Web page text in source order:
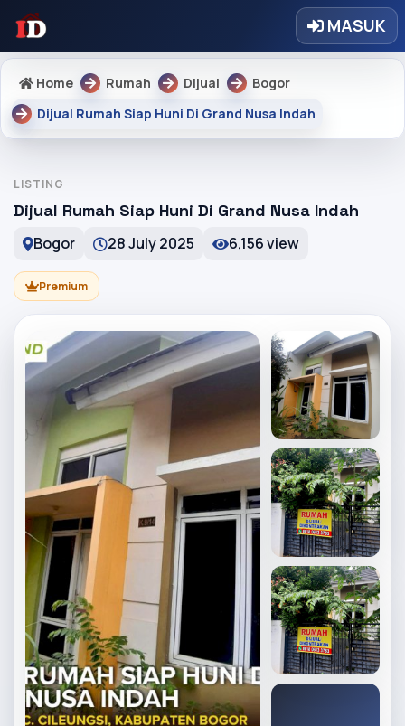
MASUK
Home Rumah Dijual
Bogor
Dijual Rumah Siap Huni Di Grand Nusa Indah
LISTING
Dijual Rumah Siap Huni Di Grand Nusa Indah
Bogor 28 July 2025 6,156 view
Premium